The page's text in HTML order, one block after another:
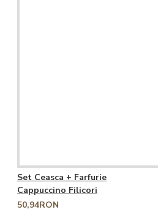
Set Ceasca + Farfurie
Cappuccino Filicori
50,94RON